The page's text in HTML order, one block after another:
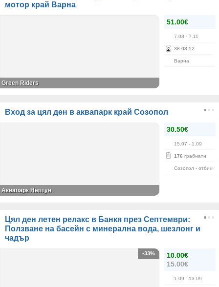
мотор край Варна
51.00€
7.08 - 7.11
38:08:52
Варна
Green Riders
Вход за цял ден в аквапарк край Созопол
30.50€
15.07 - 1.09
176 грабнати
Созопол -
Аквапарк Нептун
Цял ден летен релакс в Банкя през Септември:
Ползване на басейн с минерална вода, шезлонг и
чадър
10.00€
15.00€
1.09 - 13.09
-33%